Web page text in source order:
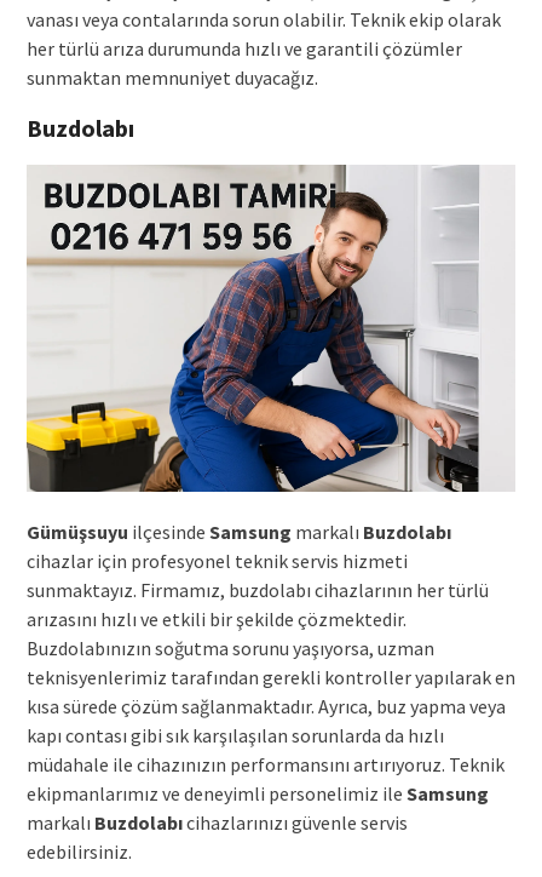
vanası veya contalarında sorun olabilir. Teknik ekip olarak
her türlü arıza durumunda hızlı ve garantili çözümler
sunmaktan memnuniyet duyacağız.
Buzdolabı
Gümüşsuyu ilçesinde Samsung markalı Buzdolabı
cihazlar için profesyonel teknik servis hizmeti
sunmaktayız. Firmamız, buzdolabı cihazlarının her türlü
arızasını hızlı ve etkili bir şekilde çözmektedir.
Buzdolabınızın soğutma sorunu yaşıyorsa, uzman
teknisyenlerimiz tarafından gerekli kontroller yapılarak en
kısa sürede çözüm sağlanmaktadır. Ayrıca, buz yapma veya
kapı contası gibi sık karşılaşılan sorunlarda da hızlı
müdahale ile cihazınızın performansını artırıyoruz. Teknik
ekipmanlarımız ve deneyimli personelimiz ile Samsung
markalı Buzdolabıcihazlarınızı güvenle servis
edebilirsiniz.